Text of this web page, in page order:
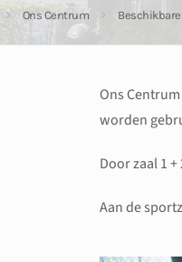
Ons Centrum
Ons
worden
Door zaal 1
Aan de